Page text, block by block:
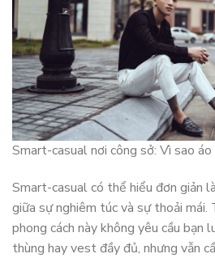
Smart-casual nơi công sở: Vì sao
Smart-casual có thể hiểu đơn giản
giữa sự nghiêm túc và sự thoải mái.
phong cách này không yêu cầu bạn
thùng hay vest đầy đủ, nhưng vẫn